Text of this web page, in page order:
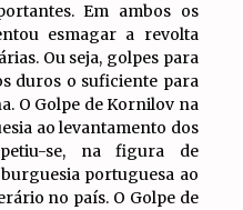
Em ambos os
esmagar a revolta
Ou seja, golpes para
duros o suficiente para
O Golpe de Kornilov na
ao levantamento dos
se, na figura de
portuguesa ao
no país. O Golpe de